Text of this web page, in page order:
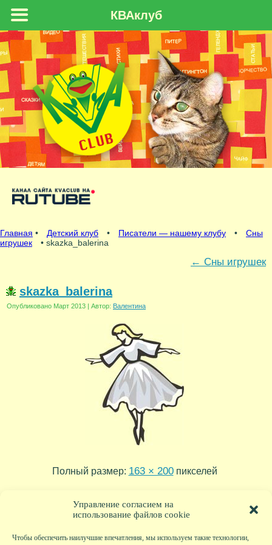
Управление согласием на
использование файлов cookie
Чтобы обеспечить наилучшие впечатления, мы используем такие технологии,
Главная • Детский клуб • Писатели — нашему клубу •
Сны
игрушек
• skazka_balerina
← Сны игрушек
skazka_balerina
Опубликовано Март 2013 | Автор: Валентина
Полный размер: 163 × 200пикселей
КВАклуб